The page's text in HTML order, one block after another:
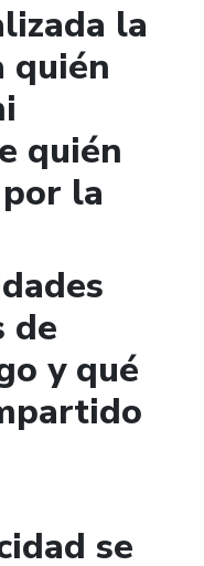
la
quién
quién
la
de
y qué
se